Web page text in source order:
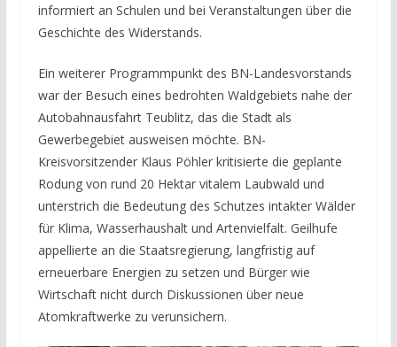
informiert an Schulen und bei Veranstaltungen über die
Geschichte des Widerstands.
Ein weiterer Programmpunkt des BN-Landesvorstands
war der Besuch eines bedrohten Waldgebiets nahe der
Autobahnausfahrt Teublitz, das die Stadt als
Gewerbegebiet ausweisen möchte. BN-
Kreisvorsitzender Klaus Pöhler kritisierte die geplante
Rodung von rund 20 Hektar vitalem Laubwald und
unterstrich die Bedeutung des Schutzes intakter Wälder
für Klima, Wasserhaushalt und Artenvielfalt. Geilhufe
appellierte an die Staatsregierung, langfristig auf
erneuerbare Energien zu setzen und Bürger wie
Wirtschaft nicht durch Diskussionen über neue
Atomkraftwerke zu verunsichern.